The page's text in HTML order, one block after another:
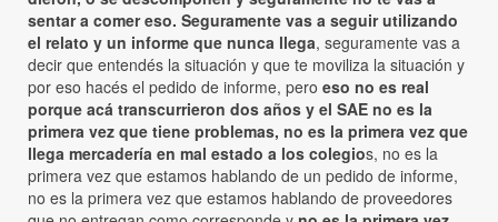
sentar a comer eso. Seguramente vas a seguir utilizando
el relato y un informe que nunca llega, seguramente vas a
decir que entendés la situación y que te moviliza la situación y
por eso hacés el pedido de informe, pero eso no es real
porque acá transcurrieron dos años y el SAE no es la
primera vez que tiene problemas, no es la primera vez que
llega mercadería en mal estado a los colegios, no es la
primera vez que estamos hablando de un pedido de informe,
no es la primera vez que estamos hablando de proveedores